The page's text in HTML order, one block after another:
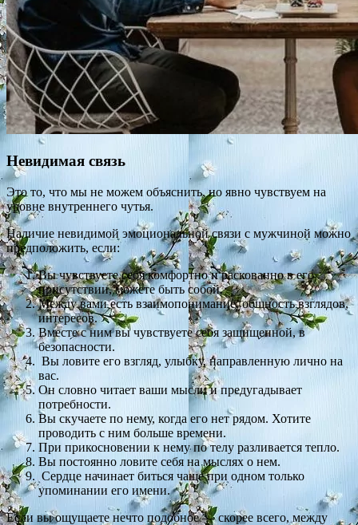
Невидимая связь
Это то, что мы не можем объяснить, но явно чувствуем на
уровне внутреннего чутья.
Наличие невидимой эмоциональной связи с мужчиной можно
предположить, если:
Вы чувствуете себя комфортно и раскованно в его
присутствии, можете быть собой.
Между вами есть взаимопонимание, общность взглядов,
интересов.
Вместе с ним вы чувствуете себя защищенной, в
безопасности.
Вы ловите его взгляд, улыбку, направленную лично на
вас.
Он словно читает ваши мысли и предугадывает
потребности.
Вы скучаете по нему, когда его нет рядом. Хотите
проводить с ним больше времени.
При прикосновении к нему по телу разливается тепло.
Вы постоянно ловите себя на мыслях о нем.
Сердце начинает биться чаще при одном только
упоминании его имени.
Если вы ощущаете нечто подобное — скорее всего, между